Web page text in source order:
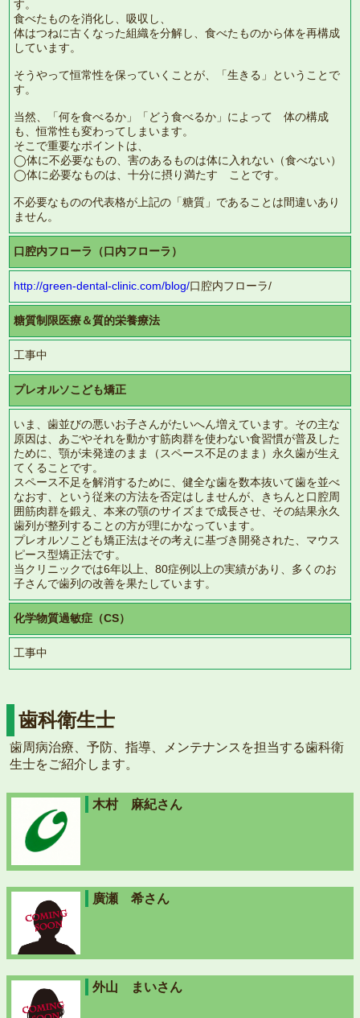
す。
食べたものを消化し、吸収し、
体はつねに古くなった組織を分解し、食べたものから体を再構成
しています。
そうやって恒常性を保っていくことが、「生きる」ということで
す。
当然、「何を食べるか」「どう食べるか」によって 体の構成
も、恒常性も変わってしまいます。
そこで重要なポイントは、
◯体に不必要なもの、害のあるものは体に入れない（食べない）
◯体に必要なものは、十分に摂り満たす ことです。
不必要なものの代表格が上記の「糖質」であることは間違いあり
ません。
口腔内フローラ（口内フローラ）
http://green-dental-clinic.com/blog/口腔内フローラ/
糖質制限医療＆質的栄養療法
工事中
プレオルソこども矯正
いま、歯並びの悪いお子さんがたいへん増えています。その主な
原因は、あごやそれを動かす筋肉群を使わない食習慣が普及した
ために、顎が未発達のまま（スペース不足のまま）永久歯が生え
てくることです。
スペース不足を解消するために、健全な歯を数本抜いて歯を並べ
なおす、という従来の方法を否定はしませんが、きちんと口腔周
囲筋肉群を鍛え、本来の顎のサイズまで成長させ、その結果永久
歯列が整列することの方が理にかなっています。
プレオルソこども矯正法はその考えに基づき開発された、マウス
ピース型矯正法です。
当クリニックでは6年以上、80症例以上の実績があり、多くのお
子さんで歯列の改善を果たしています。
化学物質過敏症（CS）
工事中
歯科衛生士
歯周病治療、予防、指導、メンテナンスを担当する歯科衛
生士をご紹介します。
木村 麻紀さん
廣瀬 希さん
外山 まいさん